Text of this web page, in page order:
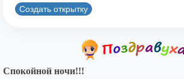
Создать открытку
Спокойной ночи!!!